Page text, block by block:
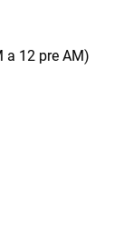
a 12 pre AM)